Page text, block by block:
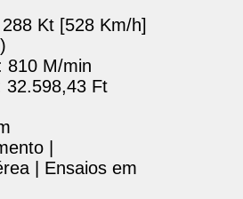
Kt [528 Km/h]
810 M/min
32.598,43 Ft
|
| Ensaios em